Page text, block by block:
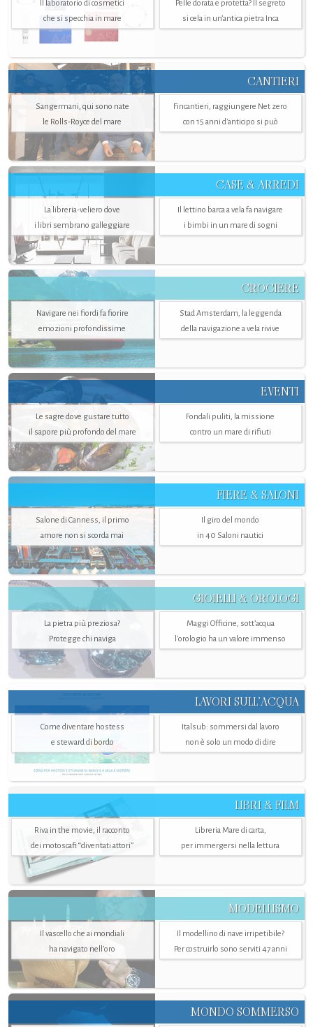
Il laboratorio di cosmetici
che si specchia in mare
Pelle dorata e protetta? Il segreto
si cela in un’antica pietra Inca
CANTIERI
Sangermani, qui sono nate
le Rolls-Royce del mare
Fincantieri, raggiungere Net zero
con 15 anni d'anticipo si può
CASE & ARREDI
La libreria-veliero dove
i libri sembrano galleggiare
Il lettino barca a vela fa navigare
i bimbi in un mare di sogni
CROCIERE
Navigare nei fiordi fa fiorire
emozioni profondissime
Stad Amsterdam, la leggenda
della navigazione a vela rivive
EVENTI
Le sagre dove gustare tutto
il sapore più profondo del mare
Fondali puliti, la missione
contro un mare di rifiuti
FIERE & SALONI
Salone di Canness, il primo
amore non si scorda mai
Il giro del mondo
in 40 Saloni nautici
GIOIELLI & OROLOGI
La pietra più preziosa?
Protegge chi naviga
Maggi Officine, sott’acqua
l'orologio ha un valore immenso
LAVORI SULL’ACQUA
Come diventare hostess
e steward di bordo
Italsub: sommersi dal lavoro
non è solo un modo di dire
LIBRI & FILM
Riva in the movie, il racconto
dei motoscafi “diventati attori”
Libreria Mare di carta,
per immergersi nella lettura
MODELLISMO
Il vascello che ai mondiali
ha navigato nell’oro
Il modellino di nave irripetibile?
Per costruirlo sono serviti 47 anni
MONDO SOMMERSO